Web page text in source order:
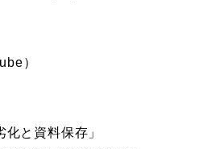
）
資料保存」